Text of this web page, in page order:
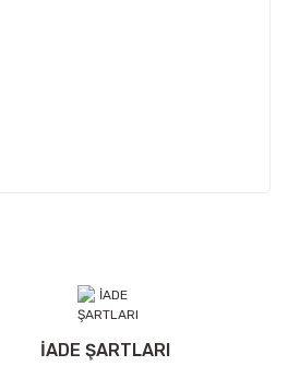
İADE ŞARTLARI